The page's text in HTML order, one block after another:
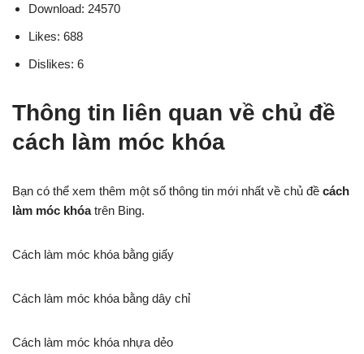
Download: 24570
Likes: 688
Dislikes: 6
Thông tin liên quan về chủ đề
cách làm móc khóa
Bạn có thể xem thêm một số thông tin mới nhất về chủ đề cách
làm móc khóatrên Bing.
Cách làm móc khóa bằng giấy
Cách làm móc khóa bằng dây chỉ
Cách làm móc khóa nhựa dẻo